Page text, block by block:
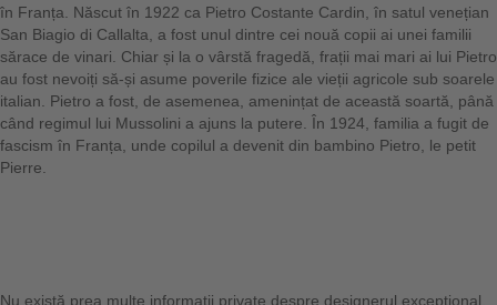
în Franța. Născut în 1922 ca Pietro Costante Cardin, în satul venețian
San Biagio di Callalta, a fost unul dintre cei nouă copii ai unei familii
sărace de vinari. Chiar și la o vârstă fragedă, frații mai mari ai lui Pietro
au fost nevoiți să-și asume poverile fizice ale vieții agricole sub soarele
italian. Pietro a fost, de asemenea, amenințat de această soartă, până
când regimul lui Mussolini a ajuns la putere. În 1924, familia a fugit de
fascism în Franța, unde copilul a devenit din bambino Pietro, le petit
Pierre.
Nu există prea multe informații private despre designerul excepțional,